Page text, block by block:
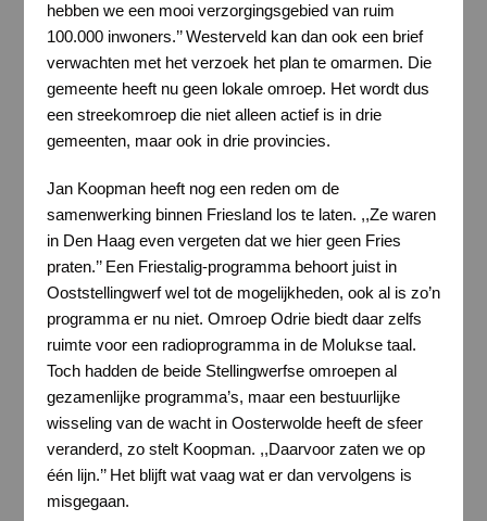
hebben we een mooi verzorgingsgebied van ruim
100.000 inwoners.’’ Westerveld kan dan ook een brief
verwachten met het verzoek het plan te omarmen. Die
gemeente heeft nu geen lokale omroep. Het wordt dus
een streekomroep die niet alleen actief is in drie
gemeenten, maar ook in drie provincies.
Jan Koopman heeft nog een reden om de
samenwerking binnen Friesland los te laten. ,,Ze waren
in Den Haag even vergeten dat we hier geen Fries
praten.’’ Een Friestalig-programma behoort juist in
Ooststellingwerf wel tot de mogelijkheden, ook al is zo’n
programma er nu niet. Omroep Odrie biedt daar zelfs
ruimte voor een radioprogramma in de Molukse taal.
Toch hadden de beide Stellingwerfse omroepen al
gezamenlijke programma’s, maar een bestuurlijke
wisseling van de wacht in Oosterwolde heeft de sfeer
veranderd, zo stelt Koopman. ,,Daarvoor zaten we op
één lijn.’’ Het blijft wat vaag wat er dan vervolgens is
misgegaan.